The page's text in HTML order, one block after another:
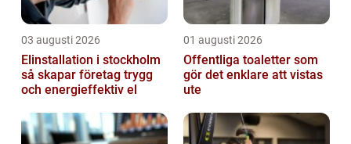
03 augusti 2026
Elinstallation i stockholm
så skapar företag trygg
och energieffektiv el
01 augusti 2026
Offentliga toaletter som
gör det enklare att vistas
ute